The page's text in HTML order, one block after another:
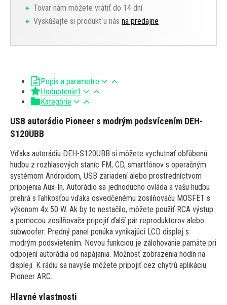
Tovar nám môžete vrátiť do 14 dní
Vyskúšajte si produkt u nás na predajne
Popis a parametre
Hodnotenie1
Kategórie
USB autorádio Pioneer s modrým podsvícením DEH-
S120UBB
Vďaka autorádiu DEH-S120UBB si môžete vychutnať obľúbenú
hudbu z rozhlasových staníc FM, CD, smartfónov s operačným
systémom Androidom, USB zariadení alebo prostredníctvom
pripojenia Aux-In. Autorádio sa jednoducho ovláda a vašu hudbu
prehrá s ľahkosťou vďaka osvedčenému zosilňovaču MOSFET s
výkonom 4x 50 W. Ak by to nestačilo, môžete použiť RCA výstup
a pomocou zosilňovača pripojiť ďalší pár reproduktorov alebo
subwoofer. Predný panel ponúka vynikajúci LCD displej s
modrým podsvietením. Novou funkciou je zálohovanie pamäte pri
odpojení autorádia od napájania. Možnosť zobrazenia hodín na
displeji. K rádiu sa navyše môžete pripojiť cez chytrú aplikáciu
Pioneer ARC.
Hlavné vlastnosti